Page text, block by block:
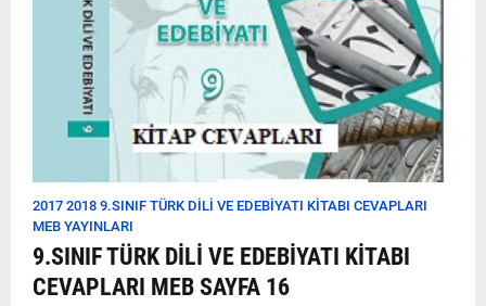
2017 2018 9.SINIF TÜRK DİLİ VE EDEBİYATI KİTABI CEVAPLARI
MEB YAYINLARI
9.SINIF TÜRK DİLİ VE EDEBİYATI KİTABI
CEVAPLARI MEB SAYFA 16